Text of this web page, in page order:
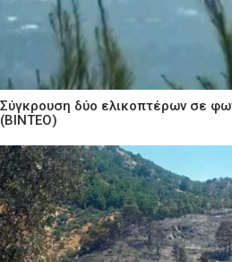
Σύγκρουση δύο ελικοπτέρων σε
(ΒΙΝΤΕΟ)